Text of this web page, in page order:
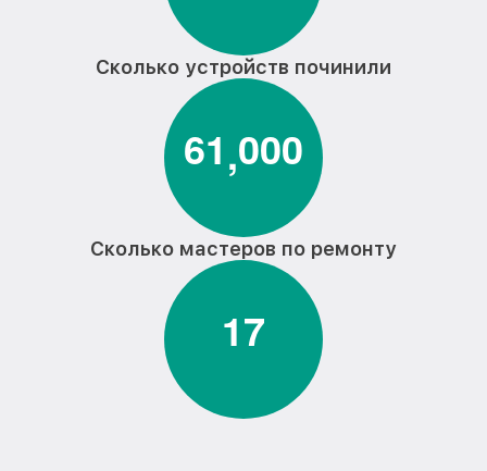
Сколько устройств починили
61,000
Сколько мастеров по ремонту
17